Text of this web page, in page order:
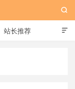

站长推荐
